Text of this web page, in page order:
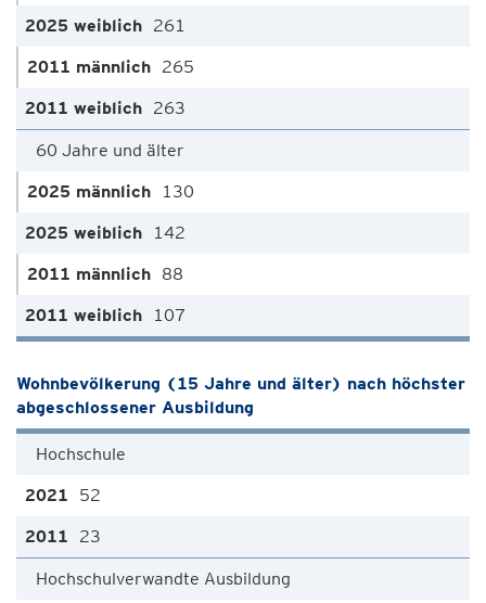
261
265
263
60 Jahre und älter
130
142
88
107
Wohnbevölkerung (15 Jahre und älter) nach höchster
abgeschlossener Ausbildung
Hochschule
52
23
Hochschulverwandte Ausbildung